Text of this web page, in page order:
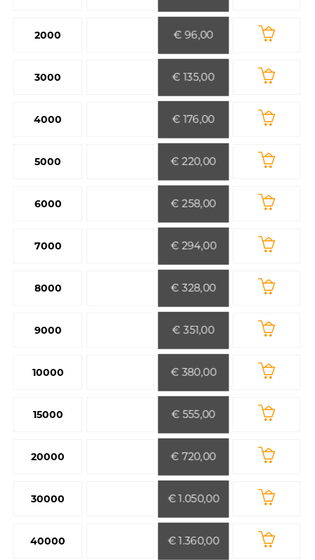
2000 € 96,00
3000 € 135,00
4000 € 176,00
5000 € 220,00
6000 € 258,00
7000 € 294,00
8000 € 328,00
9000 € 351,00
10000 € 380,00
15000 € 555,00
20000 € 720,00
30000 € 1.050,00
40000 € 1.360,00